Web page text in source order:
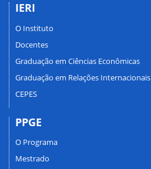
IERI
O Instituto
Docentes
Graduação em Ciências Econômicas
Graduação em Relações Internacionais
CEPES
PPGE
O Programa
Mestrado